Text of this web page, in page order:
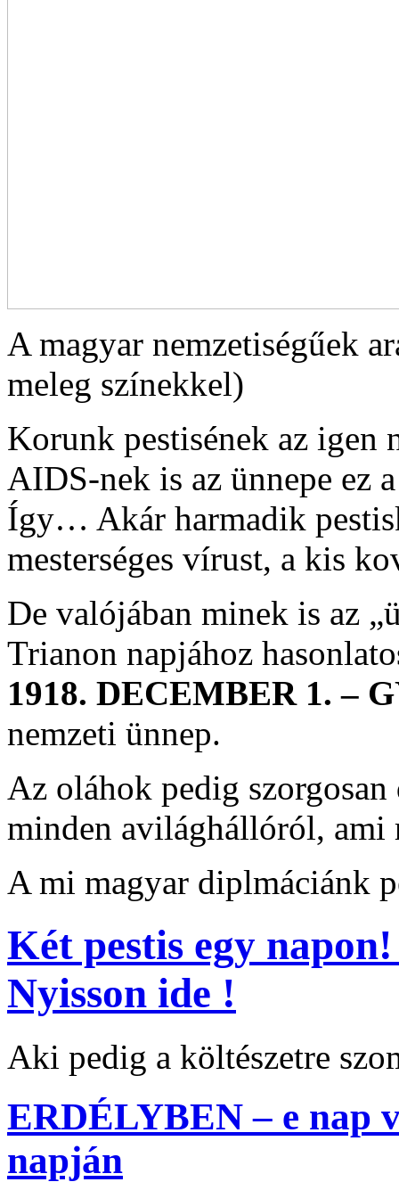
A magyar nemzetiségűek
meleg színekkel)
Korunk pestisének az igen
AIDS-nek is az ünnepe ez
Így… Akár harmadik
mesterséges vírust, a kis
De valójában minek is az
Trianon napjához
1918. DECEMBER 1. –
nemzeti ünnep.
Az oláhok pedig
minden avilághállóról, ami
A mi magyar diplmáciánk
Két pestis egy
Nyisson ide !
Aki pedig a költészetre
ERDÉLYBEN – e nap
napján